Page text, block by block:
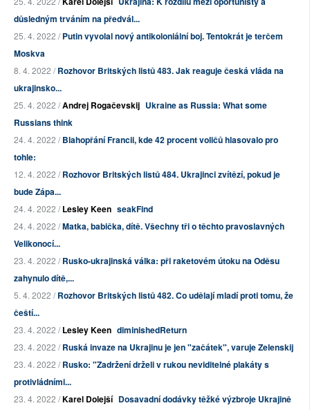
důsledným trváním na předvál...
25. 4. 2022 /Putin vyvolal nový antikoloniální boj. Tentokrát je terčem
Moskva
8. 4. 2022 /Rozhovor Britských listů 483. Jak reaguje česká vláda na
ukrajinsko...
25. 4. 2022 /Andrej Rogačevskij Ukraine as Russia: What some
Russians think
24. 4. 2022 /Blahopřání Francii, kde 42 procent voličů hlasovalo pro
tohle:
12. 4. 2022 /Rozhovor Britských listů 484. Ukrajinci zvítězí, pokud je
bude Zápa...
24. 4. 2022 /Lesley Keen seakFind
24. 4. 2022 /Matka, babička, dítě. Všechny tři o těchto pravoslavných
Velikonocí...
23. 4. 2022 /Rusko-ukrajinská válka: při raketovém útoku na Oděsu
zahynulo dítě,...
5. 4. 2022 /Rozhovor Britských listů 482. Co udělají mladí proti tomu, že
čeští...
23. 4. 2022 /Lesley Keen diminishedReturn
23. 4. 2022 /Ruská invaze na Ukrajinu je jen "začátek", varuje Zelenskij
23. 4. 2022 /Rusko: "Zadržení drželi v rukou neviditelné plakáty s
protivládními...
23. 4. 2022 /Karel Dolejší Dosavadní dodávky těžké výzbroje Ukrajině